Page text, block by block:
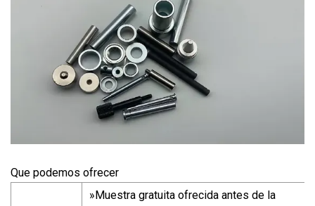
Que podemos ofrecer
»Muestra gratuita ofrecida antes de la